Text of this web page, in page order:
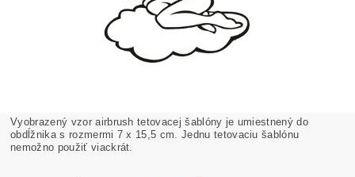
Vyobrazený vzor airbrush tetovacej šablóny je umiestnený do
obdĺžnika s rozmermi 7 x 15,5 cm. Jednu tetovaciu šablónu
nemožno použiť viackrát.